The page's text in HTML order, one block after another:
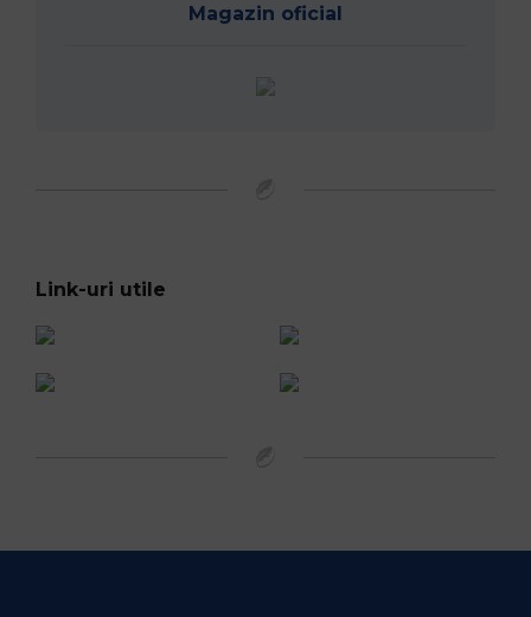
Magazin oficial
Link-uri utile